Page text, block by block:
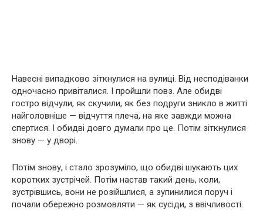
Навесні випадково зіткнулися на вулиці. Від несподіванки
одночасно привіталися. І пройшли повз. Але обидві
гостро відчули, як скучили, як без подруги зникло в житті
найголовніше — відчуття плеча, на яке завжди можна
спертися. І обидві довго думали про це. Потім зіткнулися
знову — у дворі.
Потім знову, і стало зрозуміло, що обидві шукають цих
коротких зустрічей. Потім настав такий день, коли,
зустрівшись, вони не розійшлися, а зупинилися поруч і
почали обережно розмовляти — як сусіди, з ввічливості.